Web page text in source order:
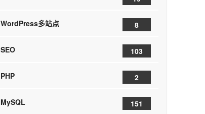
WordPress多站点 8
SEO 103
PHP 2
MySQL 151